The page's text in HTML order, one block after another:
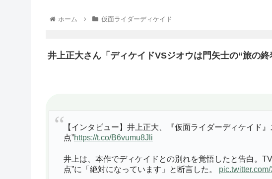
ホーム 仮面ライダーディケイド
井上正大さん「ディケイドVSジオウは門矢士の“旅の終
【インタビュー】井上正大、『仮面ライダーディケイド
点”https://t.co/B6vumu8Jli
井上は、本作でディケイドとの別れを覚悟したと告白。
点”に「絶対になっています」と断言した。